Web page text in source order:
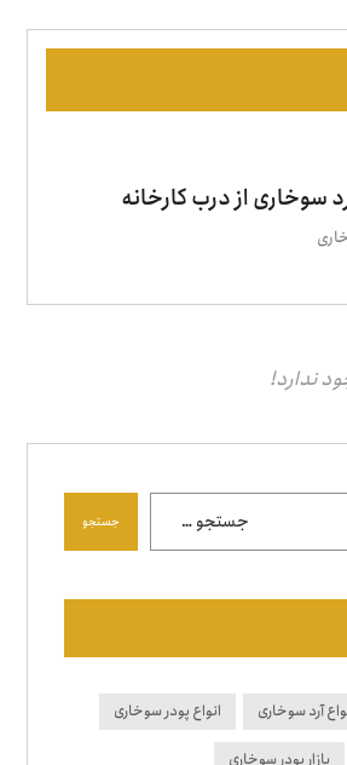
سوخاری از درب کارخانه
ندارد!
جستجو
آرد سوخاری انواع پودر سوخاری
بازار پودر سوخاری